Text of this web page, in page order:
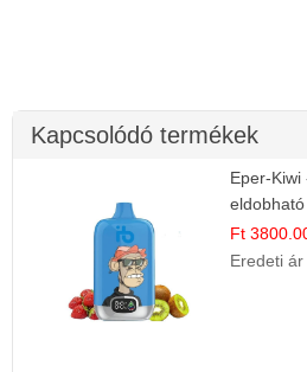
Kapcsolódó termékek
Eper-Kiwi
Ft
Eredeti ár